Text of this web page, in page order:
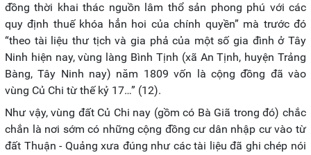
đồng thời khai thác nguồn lâm thổ sản phong phú với các
quy định thuế khóa hẳn hoi của chính quyền” mà trước đó
“theo tài liệu thư tịch và gia phả của một số gia đình ở Tây
Ninh hiện nay, vùng làng Bình Tịnh (xã An Tịnh, huyện Trảng
Bàng, Tây Ninh nay) năm 1809 vốn là cộng đồng đã vào
vùng Củ Chi từ thế kỷ 17…” (12).
Như vậy, vùng đất Củ Chi nay (gồm có Bà Giã trong đó) chắc
chắn là nơi sớm có những cộng đồng cư dân nhập cư vào từ
đất Thuận - Quảng xưa đúng như các tài liệu đã ghi chép nói